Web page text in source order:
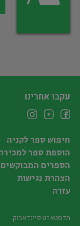
עקבו אחרינו
חיפוש ספר לקניה
הוספת ספר
הספרים המבוקשים
הצהרת נגישות
עזרה
הדסטארט פיינדאבוק